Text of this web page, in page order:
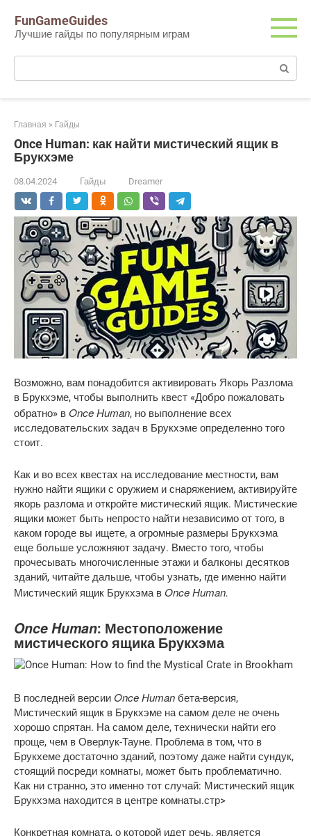
контенту
FunGameGuides
Лучшие гайды по популярным играм
Поиск:
Главная » Гайды
Once Human: как найти мистический ящик в
Брукхэме
08.04.2024 Гайды Dreamer
Возможно, вам понадобится активировать Якорь Разлома
в Брукхэме, чтобы выполнить квест «Добро пожаловать
обратно» в Once Human, но выполнение всех
исследовательских задач в Брукхэме определенно того
стоит.
Как и во всех квестах на исследование местности, вам
нужно найти ящики с оружием и снаряжением, активируйте
якорь разлома и откройте мистический ящик. Мистические
ящики может быть непросто найти независимо от того, в
каком городе вы ищете, а огромные размеры Брукхэма
еще больше усложняют задачу. Вместо того, чтобы
прочесывать многочисленные этажи и балконы десятков
зданий, читайте дальше, чтобы узнать, где именно найти
Мистический ящик Брукхэма в Once Human.
Once Human: Местоположение
мистического ящика Брукхэма
В последней версии Once Human бета-версия,
Мистический ящик в Брукхэме на самом деле не очень
хорошо спрятан. На самом деле, технически найти его
проще, чем в Оверлук-Тауне. Проблема в том, что в
Брукхеме достаточно зданий, поэтому даже найти сундук,
стоящий посреди комнаты, может быть проблематично.
Как ни странно, это именно тот случай: Мистический ящик
Брукхэма находится в центре комнаты.стр>
Конкретная комната, о которой идет речь, является